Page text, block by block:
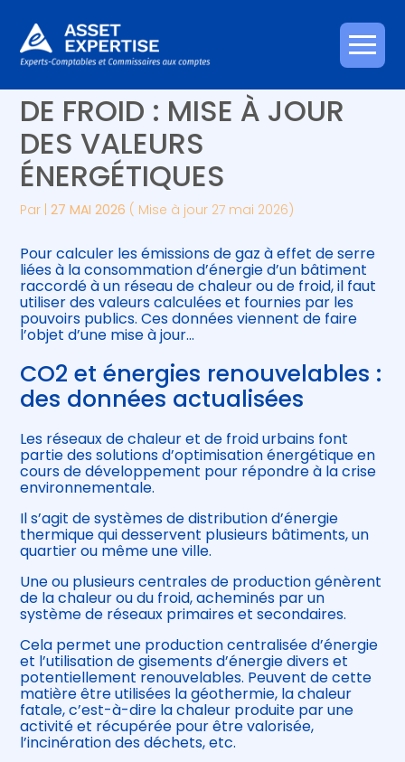
Aller
au
Créer et reprendre une activité
Gérer votre quotidien
Piloter votre entreprise
Développer votre entreprise
Être prêt pour la facturation
électronique
Piloter votre gestion
Suivre votre comptabilité
Gérer vos ressources humaines
RÉSEAUX DE CHALEUR ET
DE FROID : MISE À JOUR
DES VALEURS
ÉNERGÉTIQUES
Par |27 MAI 2026 ( Mise à jour 27 mai 2026)
Pour calculer les émissions de gaz à effet de serre
liées à la consommation d’énergie d’un bâtiment
raccordé à un réseau de chaleur ou de froid, il faut
utiliser des valeurs calculées et fournies par les
pouvoirs publics. Ces données viennent de faire
l’objet d’une mise à jour…
CO2 et énergies renouvelables :
des données actualisées
Les réseaux de chaleur et de froid urbains font
partie des solutions d’optimisation énergétique en
cours de développement pour répondre à la crise
environnementale.
Il s’agit de systèmes de distribution d’énergie
thermique qui desservent plusieurs bâtiments, un
quartier ou même une ville.
Une ou plusieurs centrales de production génèrent
de la chaleur ou du froid, acheminés par un
système de réseaux primaires et secondaires.
Cela permet une production centralisée d’énergie
et l’utilisation de gisements d’énergie divers et
potentiellement renouvelables. Peuvent de cette
matière être utilisées la géothermie, la chaleur
fatale, c’est-à-dire la chaleur produite par une
activité et récupérée pour être valorisée,
l’incinération des déchets, etc.